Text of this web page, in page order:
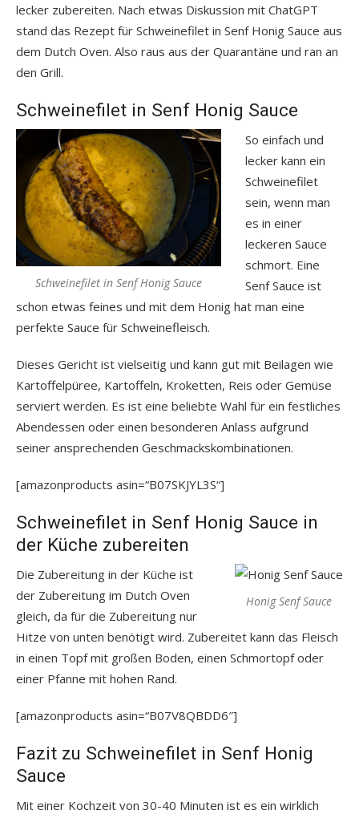
lecker zubereiten. Nach etwas Diskussion mit ChatGPT
stand das Rezept für Schweinefilet in Senf Honig Sauce aus
dem Dutch Oven. Also raus aus der Quarantäne und ran an
den Grill.
Schweinefilet in Senf Honig Sauce
Schweinefilet in Senf Honig Sauce
So einfach und
lecker kann ein
Schweinefilet
sein, wenn man
es in einer
leckeren Sauce
schmort. Eine
Senf Sauce ist
schon etwas feines und mit dem Honig hat man eine
perfekte Sauce für Schweinefleisch.
Dieses Gericht ist vielseitig und kann gut mit Beilagen wie
Kartoffelpüree, Kartoffeln, Kroketten, Reis oder Gemüse
serviert werden. Es ist eine beliebte Wahl für ein festliches
Abendessen oder einen besonderen Anlass aufgrund
seiner ansprechenden Geschmackskombinationen.
[amazonproducts asin=“B07SKJYL3S“]
Schweinefilet in Senf Honig Sauce in
der Küche zubereiten
Honig Senf Sauce
Die Zubereitung in der Küche ist
der Zubereitung im Dutch Oven
gleich, da für die Zubereitung nur
Hitze von unten benötigt wird. Zubereitet kann das Fleisch
in einen Topf mit großen Boden, einen Schmortopf oder
einer Pfanne mit hohen Rand.
[amazonproducts asin=“B07V8QBDD6″]
Fazit zu Schweinefilet in Senf Honig
Sauce
Mit einer Kochzeit von 30-40 Minuten ist es ein wirklich